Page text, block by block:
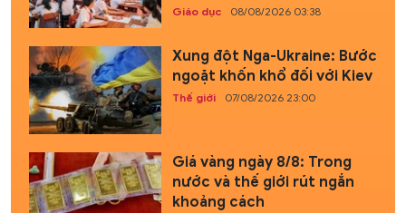
Giáo dục 08/08/2026 03:38
Xung đột Nga-Ukraine: Bước
ngoặt khốn khổ đối với Kiev
Thế giới 07/08/2026 23:00
Giá vàng ngày 8/8: Trong
nước và thế giới rút ngắn
khoảng cách